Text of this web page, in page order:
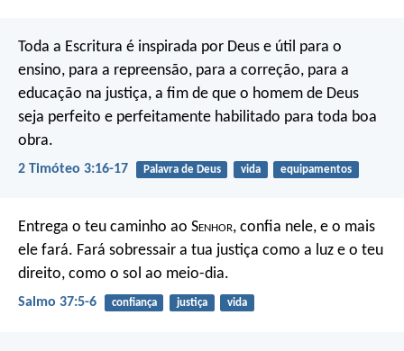
Toda a Escritura é inspirada por Deus e útil para o
ensino, para a repreensão, para a correção, para a
educação na justiça, a fim de que o homem de Deus
seja perfeito e perfeitamente habilitado para toda boa
obra.
2 Timóteo 3:16-17 Palavra de Deus vida equipamentos
Entrega o teu caminho ao Senhor, confia nele, e o mais
ele fará. Fará sobressair a tua justiça como a luz e o teu
direito, como o sol ao meio-dia.
Salmo 37:5-6 confiança justiça vida